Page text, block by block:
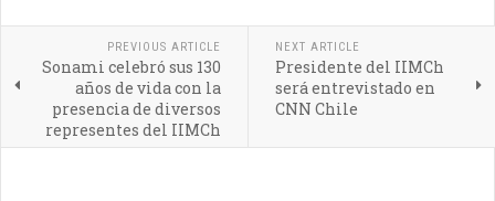
PREVIOUS ARTICLE
Sonami celebró sus 130
años de vida con la
presencia de diversos
representes del IIMCh
NEXT ARTICLE
Presidente del IIMCh
será entrevistado en
CNN Chile